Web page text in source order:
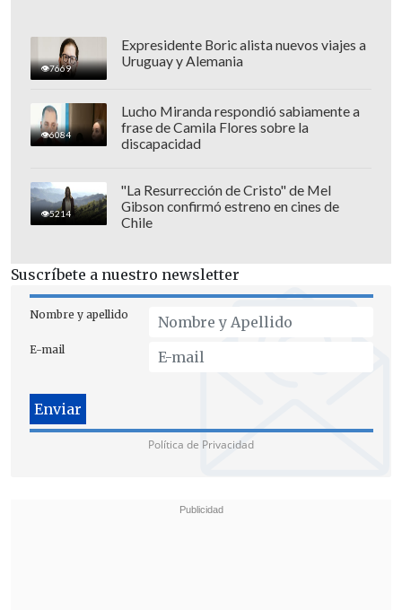
"Quiero decir, yo también hago ejercicio,
pero no aparezco mágicamente con 20
años,¿sabes lo que quiero decir? Con la
"No hay que quitar la ética del trabajo. La
ética del trabajo es real, la disciplina es
es real. Es la mujer más guapa del
mundo, está espectacular", opinó.
7669
Expresidente Boric alista nuevos viajes a
Uruguay y Alemania
6084
Lucho Miranda respondió sabiamente a
frase de Camila Flores sobre la
discapacidad
5214
"La Resurrección de Cristo" de Mel
Gibson confirmó estreno en cines de
Chile
Suscríbete a nuestro newsletter
Nombre y apellido
E-mail
Política de Privacidad